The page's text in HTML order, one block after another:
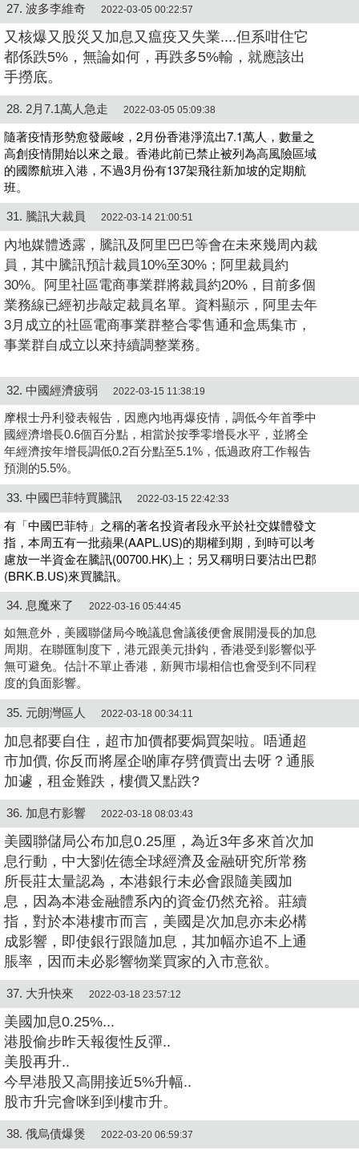
27. 波多李維奇 2022-03-05 00:22:57
又核爆又股災又加息又瘟疫又失業....但系咁住它
都係跌5%，無論如何，再跌多5%輸，就應該出
手撈底。
28. 2月7.1萬人急走 2022-03-05 05:09:38
隨著疫情形勢愈發嚴峻，2月份香港淨流出7.1萬人，數量之
高創疫情開始以來之最。香港此前已禁止被列為高風險區域
的國際航班入港，不過3月份有137架飛往新加坡的定期航
班。
31. 騰訊大裁員 2022-03-14 21:00:51
內地媒體透露，騰訊及阿里巴巴等會在未來幾周內裁
員，其中騰訊預計裁員10%至30%；阿里裁員約
30%。阿里社區電商事業群將裁員約20%，目前多個
業務線已經初步敲定裁員名單。資料顯示，阿里去年
3月成立的社區電商事業群整合零售通和盒馬集市，
事業群自成立以來持續調整業務。
32. 中國經濟疲弱 2022-03-15 11:38:19
摩根士丹利發表報告，因應內地再爆疫情，調低今年首季中
國經濟增長0.6個百分點，相當於按季零增長水平，並將全
年經濟按年增長調低0.2百分點至5.1%，低過政府工作報告
預測的5.5%。
33. 中國巴菲特買騰訊 2022-03-15 22:42:33
有「中國巴菲特」之稱的著名投資者段永平於社交媒體發文
指，本周五有一批蘋果(AAPL.US)的期權到期，到時可以考
慮放一半資金在騰訊(00700.HK)上；另又稱明日要沽出巴郡
(BRK.B.US)來買騰訊。
34. 息魔來了 2022-03-16 05:44:45
如無意外，美國聯儲局今晚議息會議後便會展開漫長的加息
周期。在聯匯制度下，港元跟美元掛鈎，香港受到影響似乎
無可避免。估計不單止香港，新興市場相信也會受到不同程
度的負面影響。
35. 元朗灣區人 2022-03-18 00:34:11
加息都要自住，超市加價都要焗買架啦。 唔通超
市加價, 你反而將屋企啲庫存劈價賣出去呀？通脹
加遽，租金難跌，樓價又點跌?
36. 加息冇影響 2022-03-18 08:03:43
美國聯儲局公布加息0.25厘，為近3年多來首次加
息行動，中大劉佐德全球經濟及金融研究所常務
所長莊太量認為，本港銀行未必會跟隨美國加
息，因為本港金融體系內的資金仍然充裕。莊續
指，對於本港樓市而言，美國是次加息亦未必構
成影響，即使銀行跟隨加息，其加幅亦追不上通
脹率，因而未必影響物業買家的入市意欲。
37. 大升快來 2022-03-18 23:57:12
美國加息0.25%...
港股偷步昨天報復性反彈..
美股再升..
今早港股又高開接近5%升幅..
股市升完會咪到到樓市升。
38. 俄烏債爆煲 2022-03-20 06:59:37